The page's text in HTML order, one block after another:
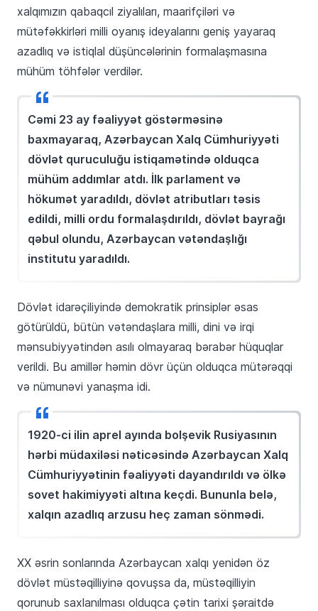
xalqımızın qabaqcıl ziyalıları, maarifçiləri və
mütəfəkkirləri milli oyanış ideyalarını geniş yayaraq
azadlıq və istiqlal düşüncələrinin formalaşmasına
mühüm töhfələr verdilər.
Cəmi 23 ay fəaliyyət göstərməsinə
baxmayaraq, Azərbaycan Xalq Cümhuriyyəti
dövlət quruculuğu istiqamətində olduqca
mühüm addımlar atdı. İlk parlament və
hökumət yaradıldı, dövlət atributları təsis
edildi, milli ordu formalaşdırıldı, dövlət bayrağı
qəbul olundu, Azərbaycan vətəndaşlığı
institutu yaradıldı.
Dövlət idarəçiliyində demokratik prinsiplər əsas
götürüldü, bütün vətəndaşlara milli, dini və irqi
mənsubiyyətindən asılı olmayaraq bərabər hüquqlar
verildi. Bu amillər həmin dövr üçün olduqca mütərəqqi
və nümunəvi yanaşma idi.
1920-ci ilin aprel ayında bolşevik Rusiyasının
hərbi müdaxiləsi nəticəsində Azərbaycan Xalq
Cümhuriyyətinin fəaliyyəti dayandırıldı və ölkə
sovet hakimiyyəti altına keçdi. Bununla belə,
xalqın azadlıq arzusu heç zaman sönmədi.
XX əsrin sonlarında Azərbaycan xalqı yenidən öz
dövlət müstəqilliyinə qovuşsa da, müstəqilliyin
qorunub saxlanılması olduqca çətin tarixi şəraitdə